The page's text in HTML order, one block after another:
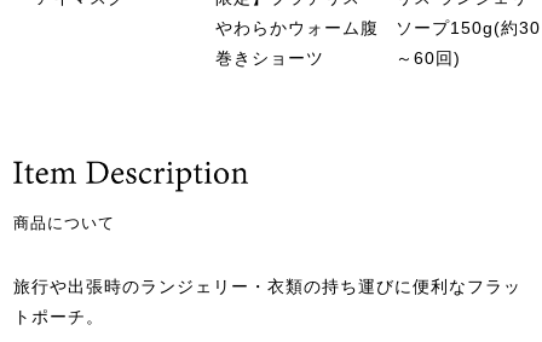
やわらかウォーム腹
巻きショーツ
ソープ150g(約
～60回)
商品について
旅行や出張時のランジェリー・衣類の持ち運びに便利なフラッ
トポーチ。